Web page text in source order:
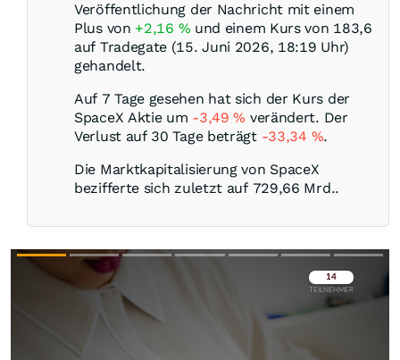
Veröffentlichung der Nachricht mit einem
Plus von +2,16 % und einem Kurs von 183,6
auf Tradegate (15. Juni 2026, 18:19 Uhr)
gehandelt.
Auf 7 Tage gesehen hat sich der Kurs der
SpaceX Aktie um -3,49% verändert. Der
Verlust auf 30 Tage beträgt -33,34 %.
Die Marktkapitalisierung von SpaceX
bezifferte sich zuletzt auf 729,66 Mrd..
Überspringen